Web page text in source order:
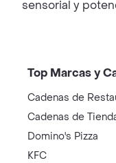
sensorial y
Top Marcas y
Cadenas de
Cadenas de
Domino's Pizza
KFC